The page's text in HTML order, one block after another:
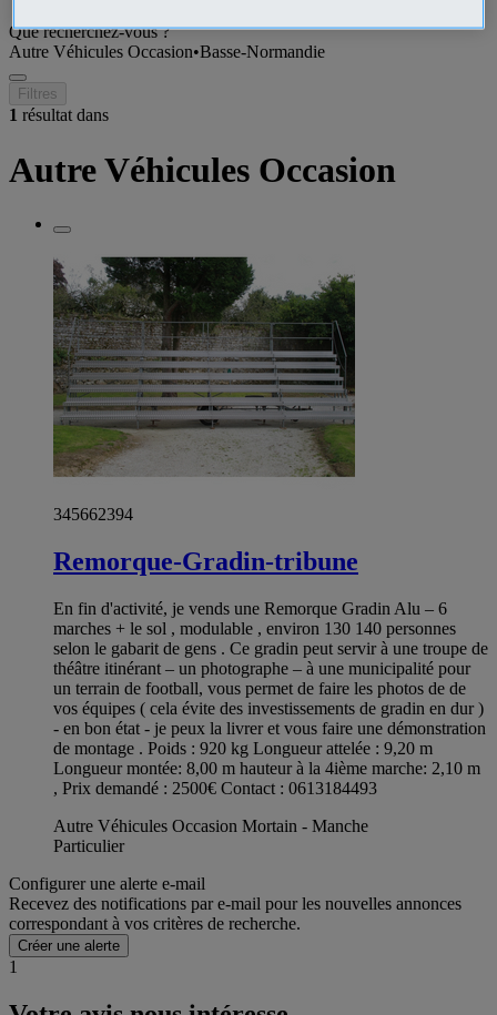
Que recherchez-vous ?
Autre Véhicules Occasion•Basse-Normandie
Filtres
1 résultat dans
Autre Véhicules Occasion
345662394
Remorque-Gradin-tribune
En fin d'activité, je vends une Remorque Gradin Alu – 6
marches + le sol , modulable , environ 130 140 personnes
selon le gabarit de gens . Ce gradin peut servir à une troupe de
théâtre itinérant – un photographe – à une municipalité pour
un terrain de football, vous permet de faire les photos de de
vos équipes ( cela évite des investissements de gradin en dur )
- en bon état - je peux la livrer et vous faire une démonstration
de montage . Poids : 920 kg Longueur attelée : 9,20 m
Longueur montée: 8,00 m hauteur à la 4ième marche: 2,10 m
, Prix demandé : 2500€ Contact : 0613184493
Autre Véhicules Occasion Mortain - Manche
Particulier
Configurer une alerte e-mail
Recevez des notifications par e-mail pour les nouvelles annonces
correspondant à vos critères de recherche.
Créer une alerte
1